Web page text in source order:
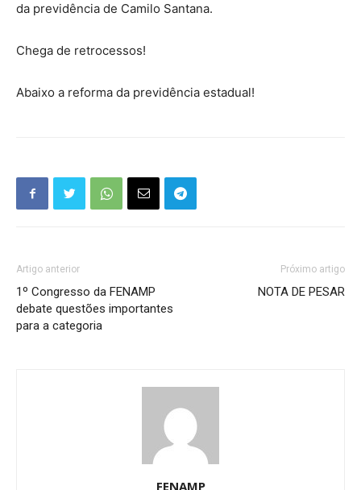
da previdência de Camilo Santana.
Chega de retrocessos!
Abaixo a reforma da previdência estadual!
Artigo anterior
1º Congresso da FENAMP
debate questões importantes
para a categoria
Próximo artigo
NOTA DE PESAR
FENAMP